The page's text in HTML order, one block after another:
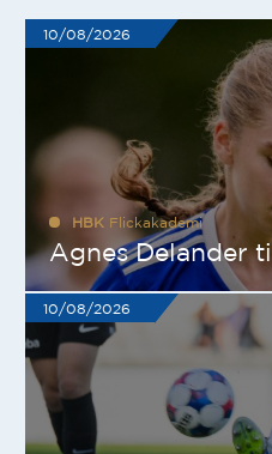
10/08/2026
HBK Flickakademi
Agnes Delander
10/08/2026